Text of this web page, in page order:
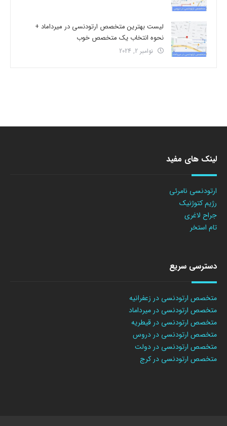
لیست بهترین متخصص ارتودنسی در میرداماد +
نحوه انتخاب یک متخصص خوب
نوامبر 2, 2024
لینک های مفید
ارتودنسی نامرئی
رژیم کتوژنیک
جراح لاغری
تام استخر
دسترسی سریع
متخصص ارتودنسی در زعفرانیه
متخصص ارتودنسی در میرداماد
متخصص ارتودنسی در قیطریه
متخصص ارتودنسی در دروس
متخصص ارتودنسی در دولت
متخصص ارتودنسی در کرج